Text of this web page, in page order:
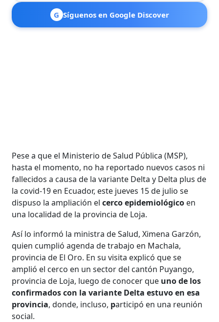
G Síguenos en Google Discover
Pese a que el Ministerio de Salud Pública (MSP),
hasta el momento, no ha reportado nuevos casos ni
fallecidos a causa de la variante Delta y Delta plus de
la covid-19 en Ecuador, este jueves 15 de julio se
dispuso la ampliación elcerco epidemiológico en
una localidad de la provincia de Loja.
Así lo informó la ministra de Salud, Ximena Garzón,
quien cumplió agenda de trabajo en Machala,
provincia de El Oro. En su visita explicó que se
amplió el cerco en un sector del cantón Puyango,
provincia de Loja, luego de conocer que uno de los
confirmados con la variante Delta estuvo en esa
provincia, donde, incluso, participó en una reunión
social.